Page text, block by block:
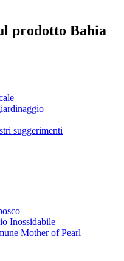
prodotto Bahia
suggerimenti
Inossidabile
Mother of Pearl